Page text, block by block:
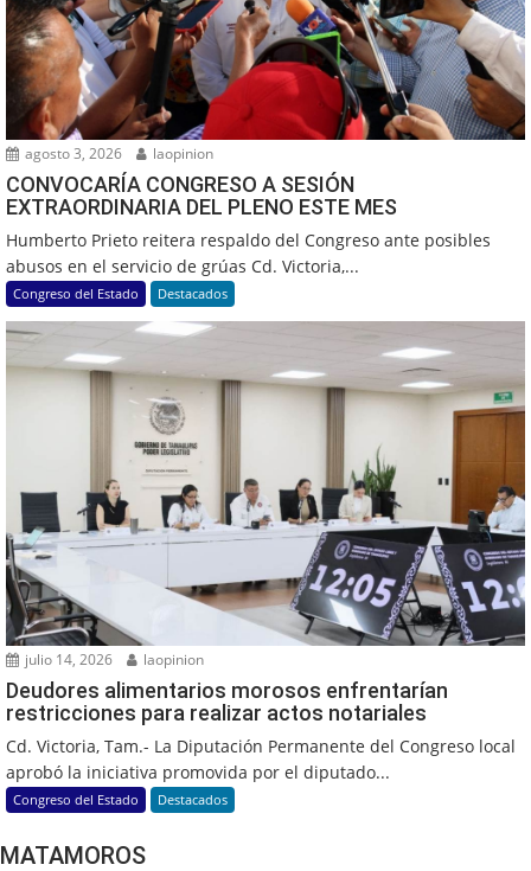
agosto 3, 2026 laopinion
CONVOCARÍA CONGRESO A SESIÓN
EXTRAORDINARIA DEL PLENO ESTE MES
Humberto Prieto reitera respaldo del Congreso ante posibles
abusos en el servicio de grúas Cd. Victoria,...
Congreso del Estado Destacados
julio 14, 2026 laopinion
Deudores alimentarios morosos enfrentarían
restricciones para realizar actos notariales
Cd. Victoria, Tam.- La Diputación Permanente del Congreso local
aprobó la iniciativa promovida por el diputado...
Congreso del Estado Destacados
MATAMOROS